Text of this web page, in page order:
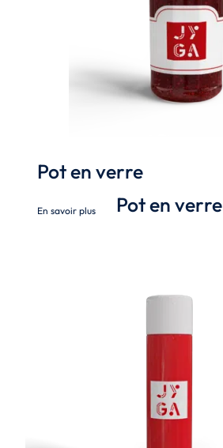
Pot en verre
Pot en verre
En savoir plus